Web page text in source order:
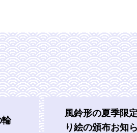
輪
風鈴形の夏季限
り絵の頒布お知